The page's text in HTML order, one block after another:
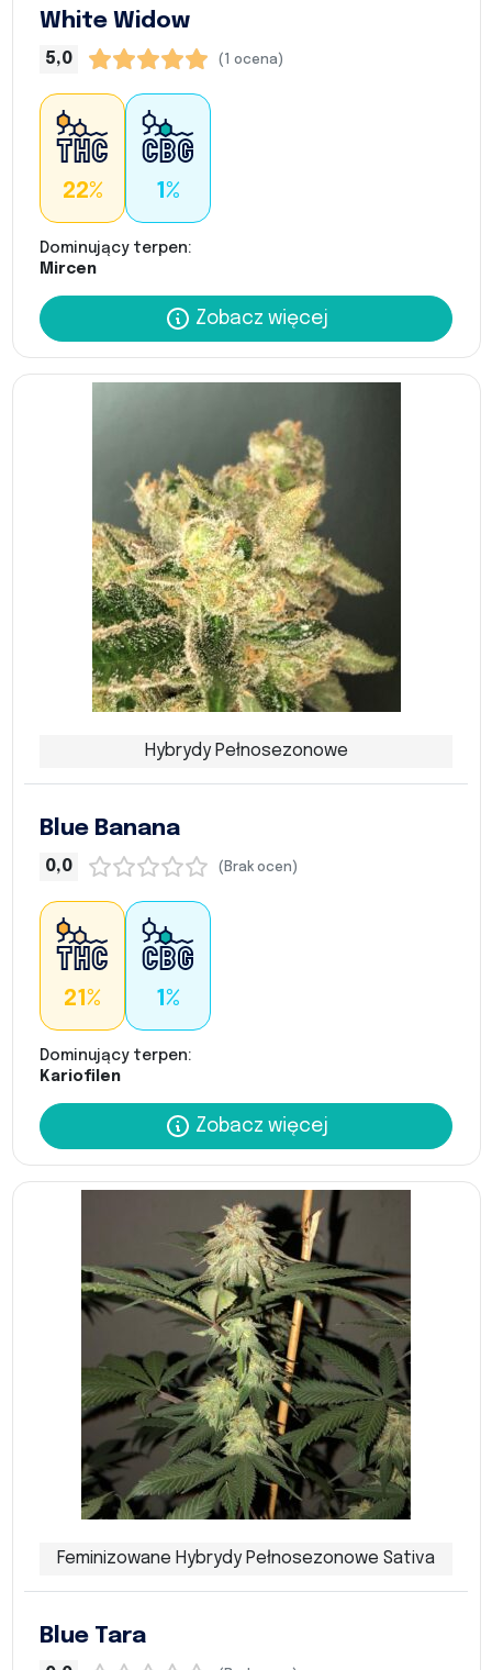
White Widow
5,0 (1 ocena)
22% 1%
Dominujący terpen:
Mircen
Zobacz więcej
Hybrydy Pełnosezonowe
Blue Banana
0,0 (Brak ocen)
21% 1%
Dominujący terpen:
Kariofilen
Zobacz więcej
Feminizowane Hybrydy Pełnosezonowe Sativa
Blue Tara